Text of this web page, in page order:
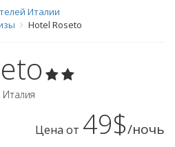
Италии
Hotel Roseto
Италия
Цена от 49$/ночь